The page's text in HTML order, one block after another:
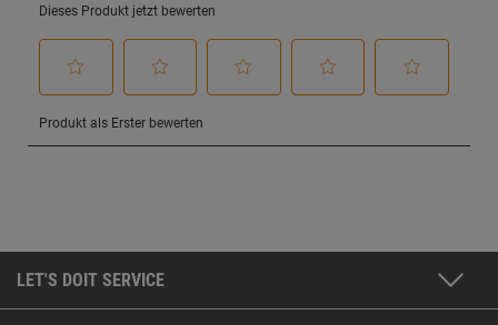
LET'S DOIT SERVICE